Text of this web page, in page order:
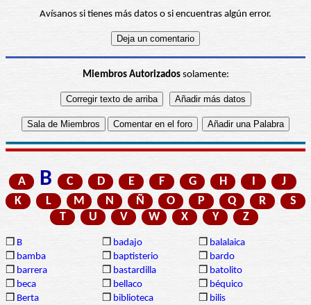
Avísanos si tienes más datos o si encuentras algún error.
Miembros Autorizadossolamente:
A B C D E F G H I
J
K
L M N Ñ O P Q R
S
T
U V W X Y Z
❒ B ❒ badajo ❒ balalaica
❒ bamba ❒ baptisterio ❒ bardo
❒ barrera ❒ bastardilla ❒ batolito
❒ beca ❒ bellaco ❒ béquico
❒ Berta ❒ biblioteca ❒ bilis